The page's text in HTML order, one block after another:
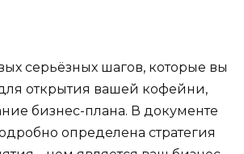
серьёзных шагов, которые вы
открытия вашей кофейни,
бизнес-плана. В документе
определена стратегия